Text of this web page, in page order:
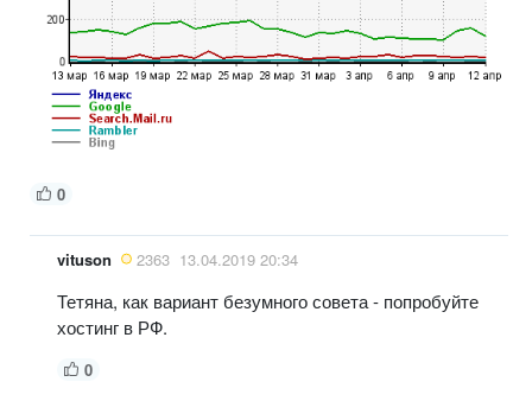
0
vituson 2363 13.04.2019 20:34
Тетяна, как вариант безумного совета - попробуйте
хостинг в РФ.
0